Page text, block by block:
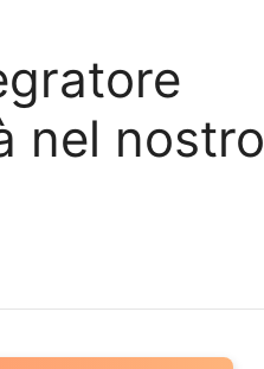
nel nostro